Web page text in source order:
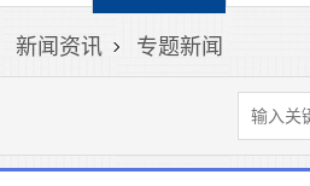
新闻资讯 专题新闻